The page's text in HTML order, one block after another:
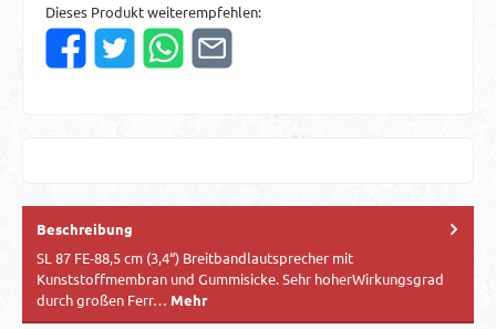
Dieses Produkt weiterempfehlen:
Beschreibung
SL 87 FE-88,5 cm (3,4“) Breitbandlautsprecher mit
Kunststoffmembran und Gummisicke. Sehr hoherWirkungsgrad
durch großen Ferr… Mehr